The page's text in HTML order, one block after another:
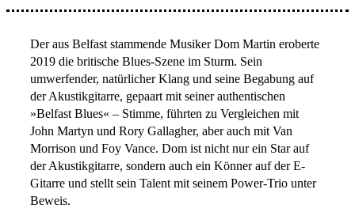
Der aus Belfast stammende Musiker Dom Martin eroberte
2019 die britische Blues-Szene im Sturm. Sein
umwerfender, natürlicher Klang und seine Begabung auf
der Akustikgitarre, gepaart mit seiner authentischen
»Belfast Blues« – Stimme, führten zu Vergleichen mit
John Martyn und Rory Gallagher, aber auch mit Van
Morrison und Foy Vance. Dom ist nicht nur ein Star auf
der Akustikgitarre, sondern auch ein Könner auf der E-
Gitarre und stellt sein Talent mit seinem Power-Trio unter
Beweis.